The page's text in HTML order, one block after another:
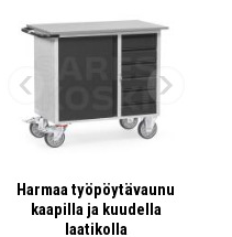
Harmaa työpöytävaunu
kaapilla ja kuudella
laatikolla